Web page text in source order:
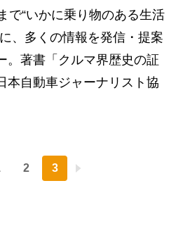
で“いかに乗り物のある生活
、多くの情報を発信・提案
。著書「クルマ界歴史の証
本自動車ジャーナリスト協
2 3